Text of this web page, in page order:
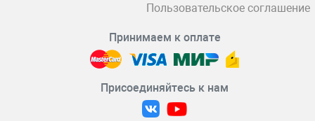
Пользовательское соглашение
Принимаем к оплате
Присоединяйтесь к нам